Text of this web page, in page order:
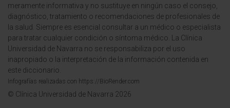
meramente informativa y no sustituye en ningún caso el consejo,
diagnóstico, tratamiento o recomendaciones de profesionales de
la salud. Siempre es esencial consultar a un médico o especialista
para tratar cualquier condición o síntoma médico. La Clínica
Universidad de Navarra no se responsabiliza por el uso
inapropiado o la interpretación de la información contenida en
este diccionario.
Infografías realizadas con https://BioRender.com
© Clínica Universidad de Navarra 2026